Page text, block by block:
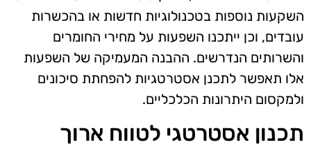
השקעות נוספות בטכנולוגיות חדשות או בהכשרות
עובדים, וכן ייתכנו השפעות על מחירי החומרים
והשרותים הנדרשים. ההבנה המעמיקה של השפעות
אלו תאפשר לתכנן אסטרטגיות להפחתת סיכונים
ולמקסום היתרונות הכלכליים.
תכנון אסטרטגי לטווח ארוך